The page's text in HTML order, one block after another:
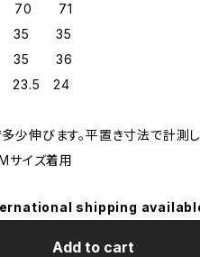
71
35
36
24
少伸びます。平置き寸法で計測し
サイズ着用
shipping
Add to cart